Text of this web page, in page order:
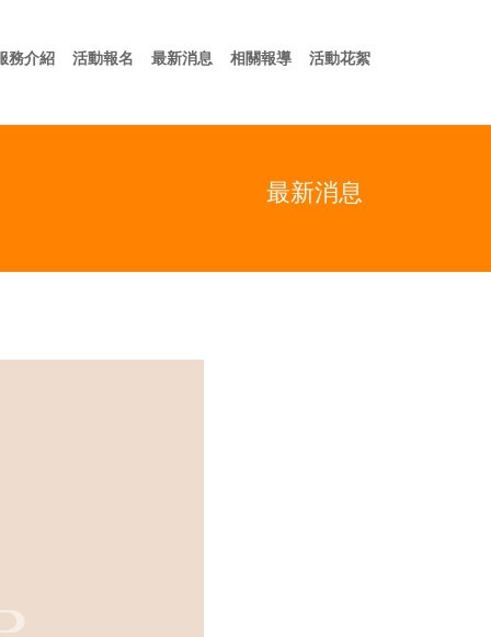
我們
務介紹服務介紹
活動報名 活動報名
最新消息 最新消息
相關報導相關報導
活動花絮活動花絮
最新消息